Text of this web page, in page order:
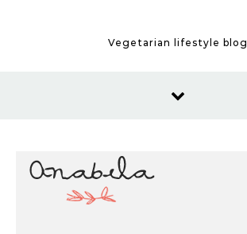
Vegetarian lifestyle blog